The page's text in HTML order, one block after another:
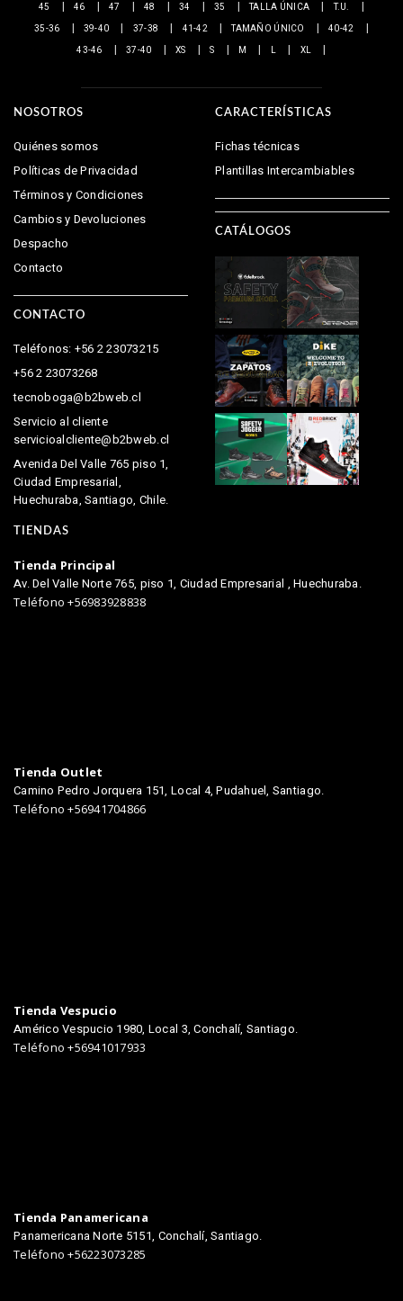
45
46 47 48 34 35 TALLA ÚNICA
T.U.
35-36
39-40 37-38 41-42 TAMAÑO ÚNICO
40-42
43-46
37-40 XS S M L XL
NOSOTROS
Quiénes somos
Políticas de Privacidad
Términos y Condiciones
Cambios y Devoluciones
Despacho
Contacto
CONTACTO
Teléfonos: +56 2 23073215
+56 2 23073268
tecnoboga@b2bweb.cl
Servicio al cliente
servicioalcliente@b2bweb.cl
Avenida Del Valle 765 piso 1,
Ciudad Empresarial,
Huechuraba, Santiago, Chile.
CARACTERÍSTICAS
Fichas técnicas
Plantillas Intercambiables
CATÁLOGOS
TIENDAS
Tienda Principal
Av. Del Valle Norte 765, piso 1, Ciudad Empresarial , Huechuraba.
Teléfono +56983928838
Tienda Outlet
Camino Pedro Jorquera 151, Local 4, Pudahuel, Santiago.
Teléfono +56941704866
Tienda Vespucio
Américo Vespucio 1980, Local 3, Conchalí, Santiago.
Teléfono +56941017933
Tienda Panamericana
Panamericana Norte 5151, Conchalí, Santiago.
Teléfono +56223073285